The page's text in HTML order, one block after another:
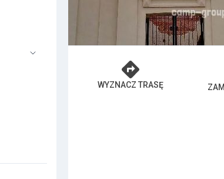
WYZNACZ TRASĘ